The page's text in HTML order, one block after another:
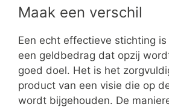
Maak een verschil
Een echt effectieve stichting
een geldbedrag dat opzij
goed doel. Het is het
product van een visie die op
wordt bijgehouden. De